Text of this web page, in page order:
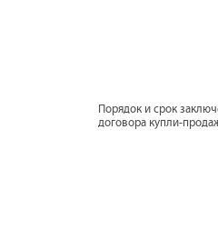
Порядок и срок
договора купли-